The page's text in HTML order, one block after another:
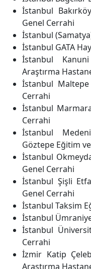
İstanbul
Genel Cerrahi
İstanbul
İstanbul GATA
İstanbul
Araştırma
İstanbul
Cerrahi
İstanbul
Cerrahi
İstanbul
Göztepe Eğitim
İstanbul
Genel Cerrahi
İstanbul Şişli
Genel Cerrahi
İstanbul Taksim
İstanbul
İstanbul
Cerrahi
İzmir Katip
Araştırma